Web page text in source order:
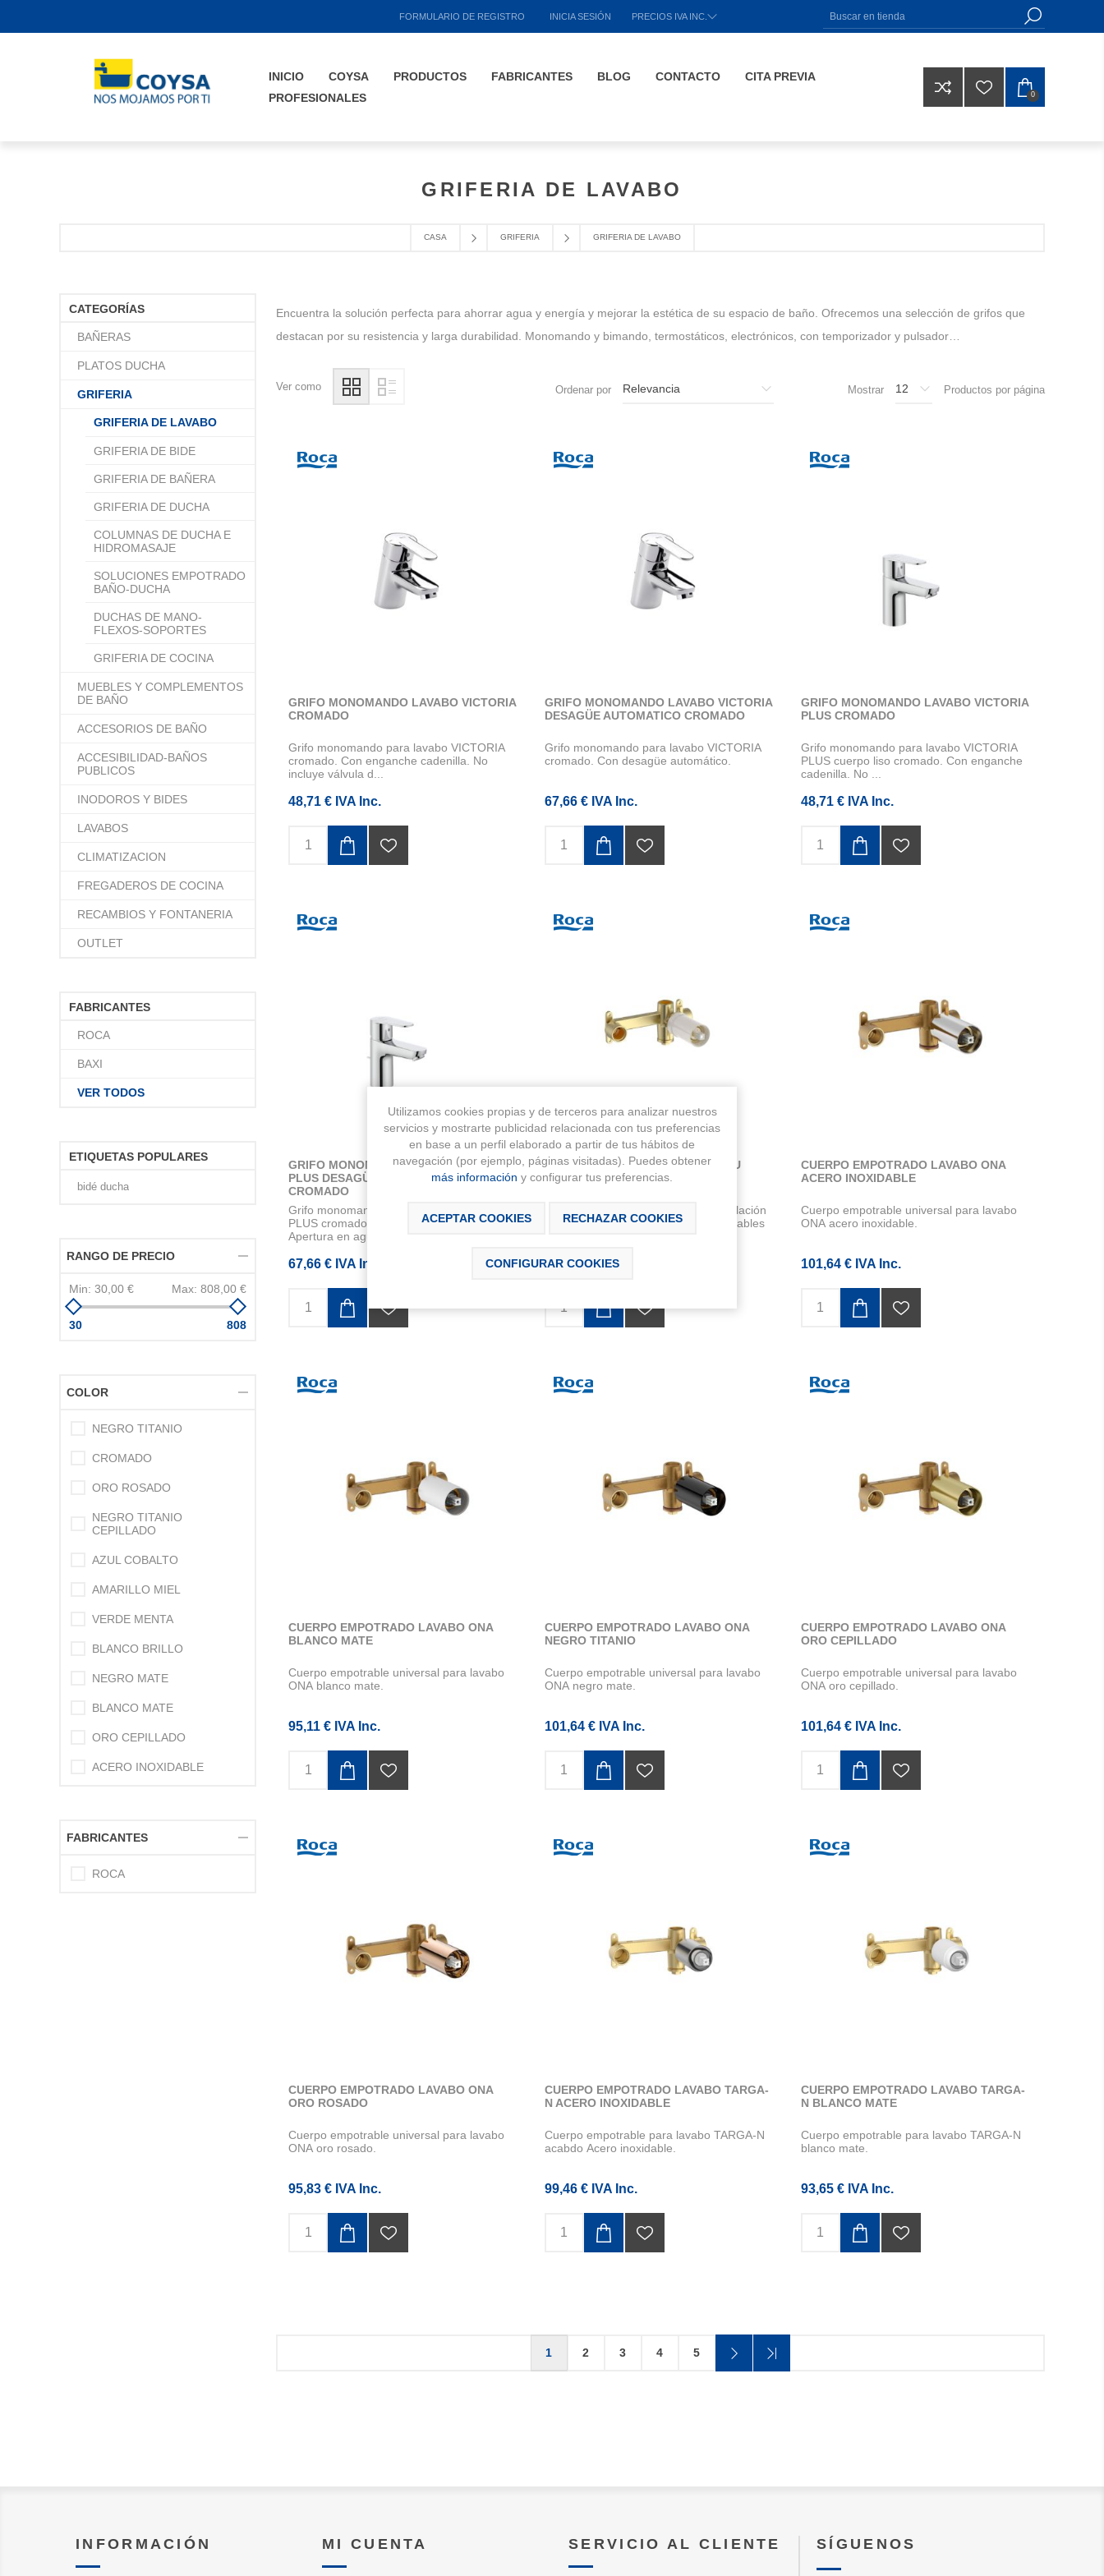
FORMULARIO DE REGISTRO INICIA SESIÓN PRECIOS IVA INC.
INICIO COYSA PRODUCTOS FABRICANTES BLOG CONTACTO
CITA PREVIA
PROFESIONALES
0
CASA GRIFERIA GRIFERIA DE LAVABO
GRIFERIA DE LAVABO
Encuentra la solución perfecta para ahorrar agua y energía y mejorar la estética de su espacio de baño. Ofrecemos una selección de grifos que
destacan por su resistencia y larga durabilidad. Monomando y bimando, termostáticos, electrónicos, con temporizador y pulsador…
Ver como Ordenar por Mostrar Productos por página
GRIFO MONOMANDO LAVABO VICTORIA
CROMADO
Grifo monomando para lavabo VICTORIA
cromado. Con enganche cadenilla. No
incluye válvula d...
48,71 € IVA Inc.
GRIFO MONOMANDO LAVABO VICTORIA
DESAGÜE AUTOMATICO CROMADO
Grifo monomando para lavabo VICTORIA
cromado. Con desagüe automático.
67,66 € IVA Inc.
GRIFO MONOMANDO LAVABO VICTORIA
PLUS CROMADO
Grifo monomando para lavabo VICTORIA
PLUS cuerpo liso cromado. Con enganche
cadenilla. No ...
48,71 € IVA Inc.
GRIFO MONOMANDO LAVABO VICTORIA
PLUS DESAGÜE AUTOMATICO
CROMADO
Grifo monomando para lavabo VICTORIA
PLUS cromado. Con desagüe automático.
Apertura en agu...
67,66 € IVA Inc.
CUERPO EMPOTRADO LAVABO NU
BLANCO BRILLO
Cuerpo empotrable NU, para la instalación
de mezcladores monomando empotrables
92,20 € IVA Inc.
CUERPO EMPOTRADO LAVABO ONA
ACERO INOXIDABLE
Cuerpo empotrable universal para lavabo
ONA acero inoxidable.
101,64 € IVA Inc.
CUERPO EMPOTRADO LAVABO ONA
BLANCO MATE
Cuerpo empotrable universal para lavabo
ONA blanco mate.
95,11 € IVA Inc.
CUERPO EMPOTRADO LAVABO ONA
NEGRO TITANIO
Cuerpo empotrable universal para lavabo
ONA negro mate.
101,64 € IVA Inc.
CUERPO EMPOTRADO LAVABO ONA
ORO CEPILLADO
Cuerpo empotrable universal para lavabo
ONA oro cepillado.
101,64 € IVA Inc.
CUERPO EMPOTRADO LAVABO ONA
ORO ROSADO
Cuerpo empotrable universal para lavabo
ONA oro rosado.
95,83 € IVA Inc.
CUERPO EMPOTRADO LAVABO TARGA-
N ACERO INOXIDABLE
Cuerpo empotrable para lavabo TARGA-N
acabdo Acero inoxidable.
99,46 € IVA Inc.
CUERPO EMPOTRADO LAVABO TARGA-
N BLANCO MATE
Cuerpo empotrable para lavabo TARGA-N
blanco mate.
93,65 € IVA Inc.
1 2 3 4 5
CATEGORÍAS
BAÑERAS
PLATOS DUCHA
GRIFERIA
GRIFERIA DE LAVABO
GRIFERIA DE BIDE
GRIFERIA DE BAÑERA
GRIFERIA DE DUCHA
COLUMNAS DE DUCHA E
HIDROMASAJE
SOLUCIONES EMPOTRADO
BAÑO-DUCHA
DUCHAS DE MANO-
FLEXOS-SOPORTES
GRIFERIA DE COCINA
MUEBLES Y COMPLEMENTOS
DE BAÑO
ACCESORIOS DE BAÑO
ACCESIBILIDAD-BAÑOS
PUBLICOS
INODOROS Y BIDES
LAVABOS
CLIMATIZACION
FREGADEROS DE COCINA
RECAMBIOS Y FONTANERIA
OUTLET
FABRICANTES
ROCA
BAXI
VER TODOS
ETIQUETAS POPULARES
bidé ducha
RANGO DE PRECIO
Min: 30,00 € Max: 808,00 €
30 808
COLOR
NEGRO TITANIO
CROMADO
ORO ROSADO
NEGRO TITANIO
CEPILLADO
AZUL COBALTO
AMARILLO MIEL
VERDE MENTA
BLANCO BRILLO
NEGRO MATE
BLANCO MATE
ORO CEPILLADO
ACERO INOXIDABLE
FABRICANTES
ROCA
INFORMACIÓN MI CUENTA SERVICIO AL CLIENTE SÍGUENOS
Utilizamos cookies propias y de terceros para analizar nuestros
servicios y mostrarte publicidad relacionada con tus preferencias
en base a un perfil elaborado a partir de tus hábitos de
navegación (por ejemplo, páginas visitadas). Puedes obtener
más información y configurar tus preferencias.
ACEPTAR COOKIES RECHAZAR COOKIES
CONFIGURAR COOKIES